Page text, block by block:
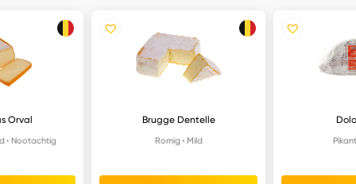
Orval
Nootachtig
Brugge Dentelle
Romig Mild Pikant